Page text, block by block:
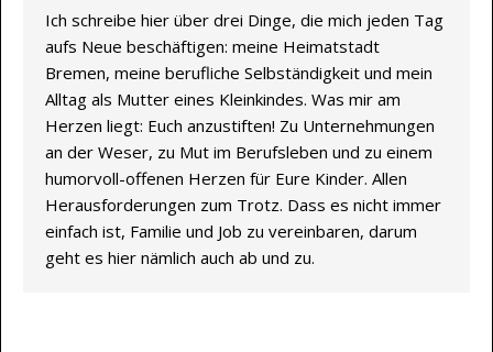
Ich schreibe hier über drei Dinge, die mich jeden Tag
aufs Neue beschäftigen: meine Heimatstadt
Bremen, meine berufliche Selbständigkeit und mein
Alltag als Mutter eines Kleinkindes. Was mir am
Herzen liegt: Euch anzustiften! Zu Unternehmungen
an der Weser, zu Mut im Berufsleben und zu einem
humorvoll-offenen Herzen für Eure Kinder. Allen
Herausforderungen zum Trotz. Dass es nicht immer
einfach ist, Familie und Job zu vereinbaren, darum
geht es hier nämlich auch ab und zu.